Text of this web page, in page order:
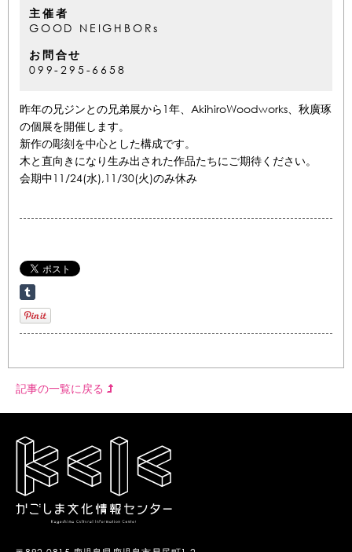
主催者
GOOD NEIGHBORs
お問合せ
099-295-6658
昨年の兄ジンとの兄弟展から1年、AkihiroWoodworks、秋廣琢
の個展を開催します。
新作の彫刻を中心とした構成です。
木と直向きになり生み出された作品たちにご期待ください。
会期中11/24(水),11/30(火)のみ休み
記事の一覧に戻る